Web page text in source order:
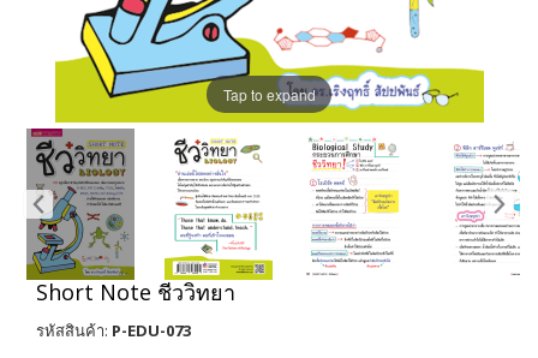
Tap to expand
Short Note ชีววิทยา
รหัสสินค้า: P-EDU-073